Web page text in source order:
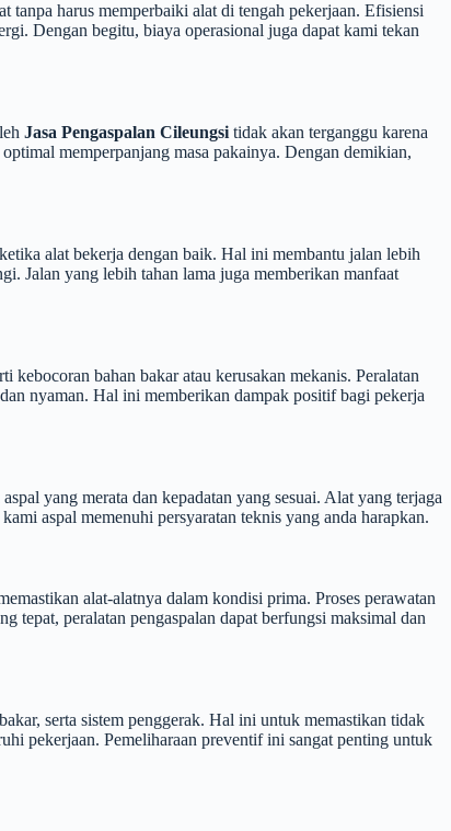
tanpa harus memperbaiki alat di tengah pekerjaan. Efisiensi
Dengan begitu, biaya operasional juga dapat kami tekan
Jasa Pengaspalan Cileungsi tidak akan terganggu karena
memperpanjang masa pakainya. Dengan demikian,
alat bekerja dengan baik. Hal ini membantu jalan lebih
Jalan yang lebih tahan lama juga memberikan manfaat
bahan bakar atau kerusakan mekanis. Peralatan
nyaman. Hal ini memberikan dampak positif bagi pekerja
yang merata dan kepadatan yang sesuai. Alat yang terjaga
aspal memenuhi persyaratan teknis yang anda harapkan.
alat-alatnya dalam kondisi prima. Proses perawatan
tepat, peralatan pengaspalan dapat berfungsi maksimal dan
serta sistem penggerak. Hal ini untuk memastikan tidak
pekerjaan. Pemeliharaan preventif ini sangat penting untuk